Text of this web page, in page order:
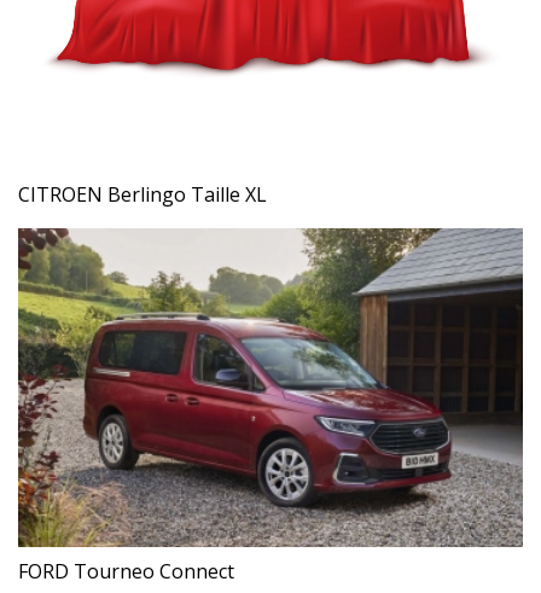
CITROEN Berlingo Taille XL
FORD Tourneo Connect